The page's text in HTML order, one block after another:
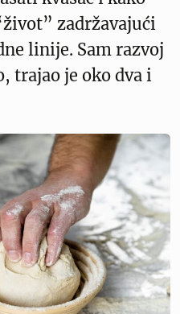
zadržavajući
linije. Sam razvoj
trajao je oko dva i